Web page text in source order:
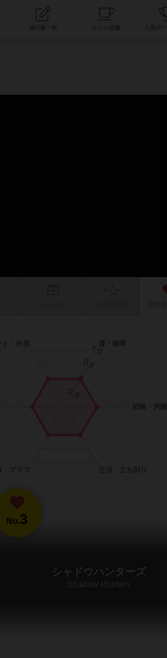
コミュニティ
次の
No.3
シャドウハンターズ
Shadow Hunters